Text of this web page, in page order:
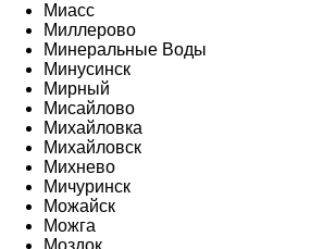
Миасс
Миллерово
Минеральные Воды
Минусинск
Мирный
Мисайлово
Михайловка
Михайловск
Михнево
Мичуринск
Можайск
Можга
Моздок